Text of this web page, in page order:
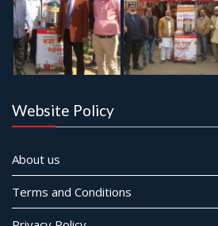
Website Policy
About us
Terms and Conditions